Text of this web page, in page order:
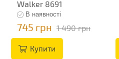
Walker 8691
В наявності
745 грн 1 490 грн
Купити